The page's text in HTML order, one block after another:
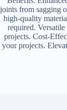
joints from sagging
high-quality
required.
projects. Cost-
your projects.